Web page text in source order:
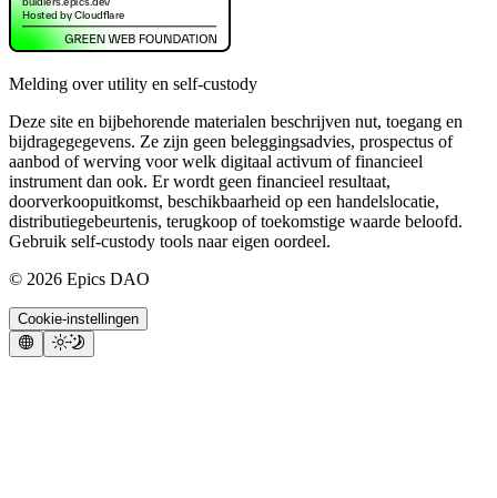
Melding over utility en self-custody
Deze site en bijbehorende materialen beschrijven nut, toegang en
bijdragegegevens. Ze zijn geen beleggingsadvies, prospectus of
aanbod of werving voor welk digitaal activum of financieel
instrument dan ook. Er wordt geen financieel resultaat,
doorverkoopuitkomst, beschikbaarheid op een handelslocatie,
distributiegebeurtenis, terugkoop of toekomstige waarde beloofd.
Gebruik self-custody tools naar eigen oordeel.
© 2026 Epics DAO
Cookie-instellingen